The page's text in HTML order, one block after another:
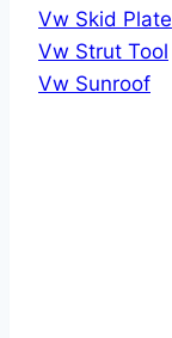
Vw Skid Plate
Vw Strut Tool
Vw Sunroof